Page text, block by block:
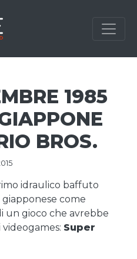
1985
BROS.
idraulico baffuto
come
un gioco che avrebbe
Super